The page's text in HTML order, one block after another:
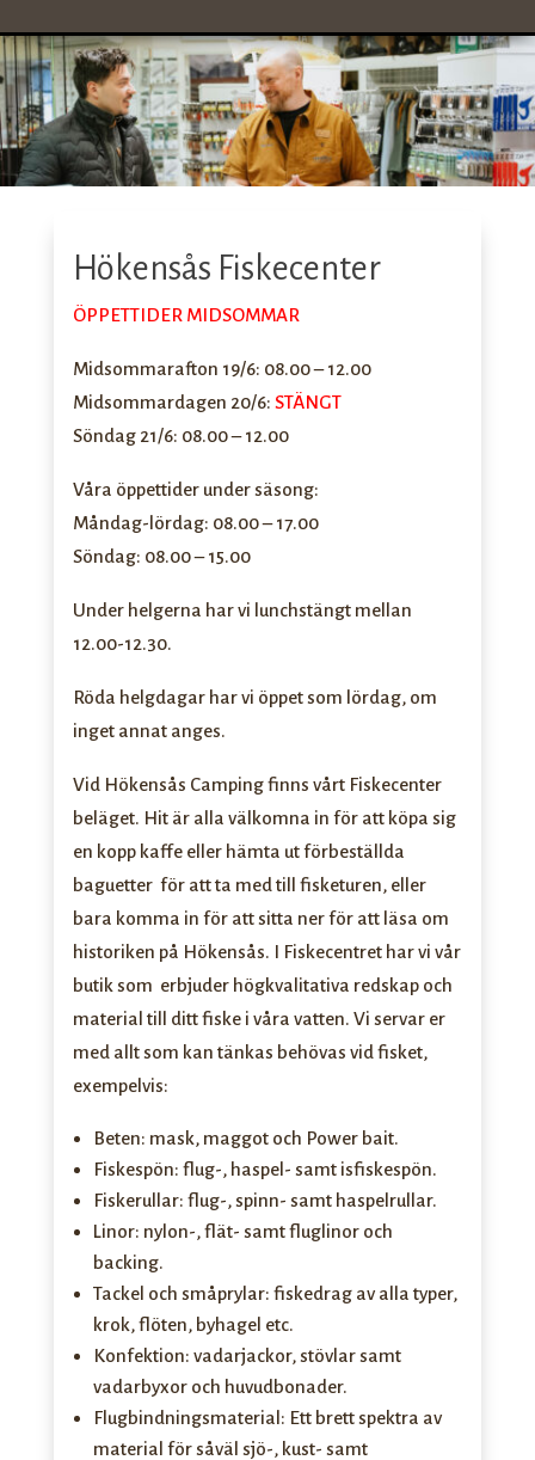
Hökensås Fiskecenter
ÖPPETTIDER MIDSOMMAR
Midsommarafton 19/6: 08.00 – 12.00
Midsommardagen 20/6: STÄNGT
Söndag 21/6: 08.00 – 12.00
Våra öppettider under säsong:
Måndag-lördag: 08.00 – 17.00
Söndag: 08.00 – 15.00
Under helgerna har vi lunchstängt mellan
12.00-12.30.
Röda helgdagar har vi öppet som lördag, om
inget annat anges.
Vid Hökensås Camping finns vårt Fiskecenter
beläget. Hit är alla välkomna in för att köpa sig
en kopp kaffe eller hämta ut förbeställda
baguetter för att ta med till fisketuren, eller
bara komma in för att sitta ner för att läsa om
historiken på Hökensås. I Fiskecentret har vi vår
butik som erbjuder högkvalitativa redskap och
material till ditt fiske i våra vatten. Vi servar er
med allt som kan tänkas behövas vid fisket,
exempelvis:
Beten: mask, maggot och Power bait.
Fiskespön: flug-, haspel- samt isfiskespön.
Fiskerullar: flug-, spinn- samt haspelrullar.
Linor: nylon-, flät- samt fluglinor och
backing.
Tackel och småprylar: fiskedrag av alla typer,
krok, flöten, byhagel etc.
Konfektion: vadarjackor, stövlar samt
vadarbyxor och huvudbonader.
Flugbindningsmaterial: Ett brett spektra av
material för såväl sjö-, kust- samt